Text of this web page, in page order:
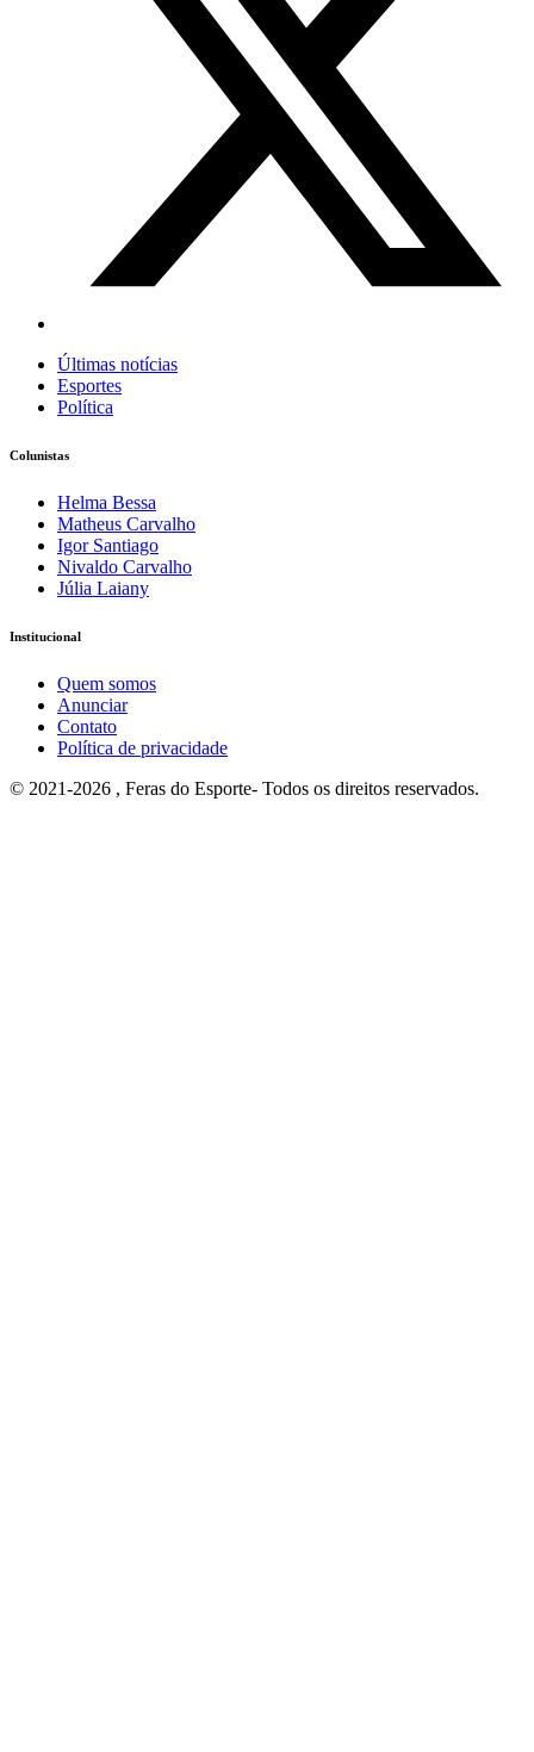
Últimas notícias
Esportes
Política
Colunistas
Helma Bessa
Matheus Carvalho
Igor Santiago
Nivaldo Carvalho
Júlia Laiany
Institucional
Quem somos
Anunciar
Contato
Política de privacidade
© 2021-2026 , Feras do Esporte- Todos os direitos reservados.